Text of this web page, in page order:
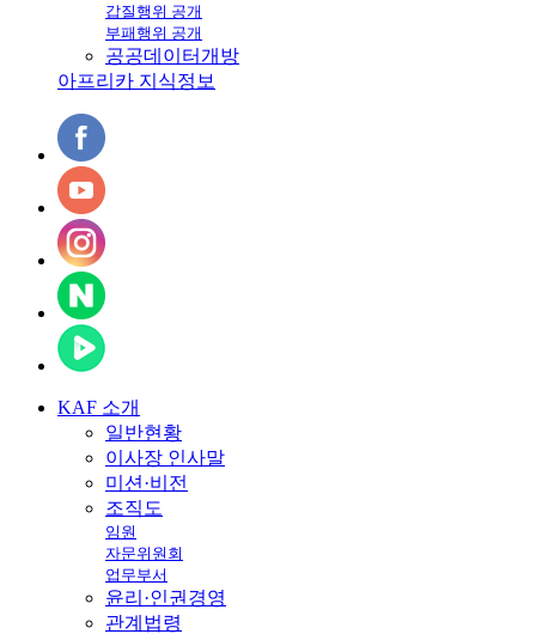
갑질행위 공개
부패행위 공개
공공데이터개방
아프리카 지식정보
KAF 소개
일반현황
이사장 인사말
미션·비전
조직도
임원
자문위원회
업무부서
윤리·인권경영
관계법령